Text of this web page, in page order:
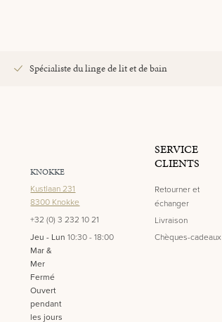
Spécialiste du linge de lit et de bain
KNOKKE
Kustlaan 231
8300 Knokke
+32 (0) 3 232 10 21
Jeu - Lun 10:30 - 18:00
Mar &
Mer
Fermé
Ouvert
pendant
les jours
SERVICE
CLIENTS
Retourner et
échanger
Livraison
Chèques-cadeaux